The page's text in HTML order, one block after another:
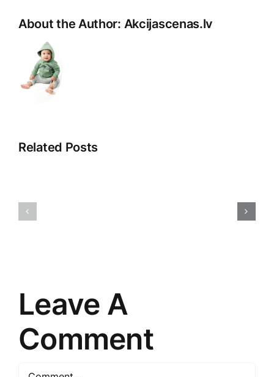
About the Author: Akcijascenas.lv
Related Posts
aģenti:
Leave A
Comment
Comment